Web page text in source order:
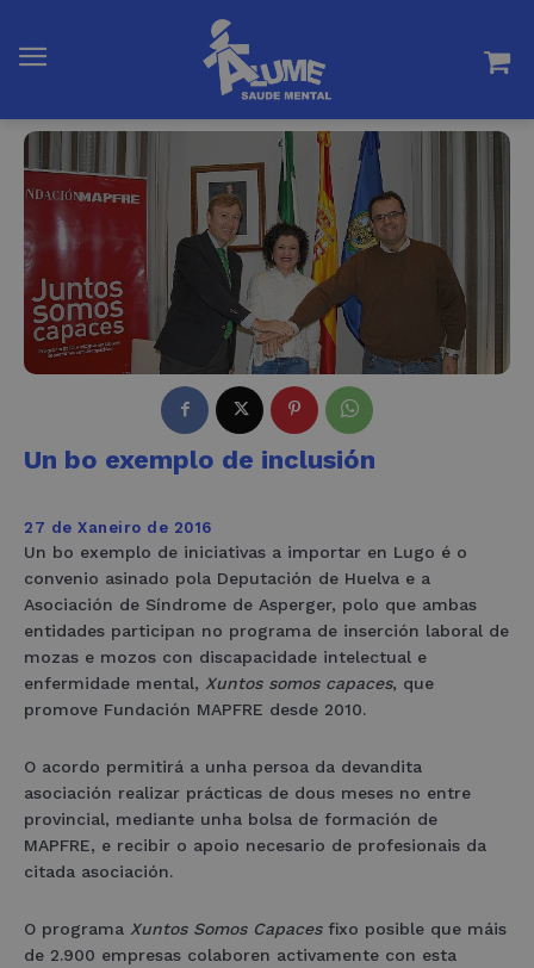
Un bo exemplo de inclusión
27 de Xaneiro de 2016
Un bo exemplo de iniciativas a importar en Lugo é o
convenio asinado pola Deputación de Huelva e a
Asociación de Síndrome de Asperger, polo que ambas
entidades participan no programa de inserción laboral de
mozas e mozos con discapacidade intelectual e
enfermidade mental, Xuntos somos capaces, que
promove Fundación MAPFRE desde 2010.
O acordo permitirá a unha persoa da devandita
asociación realizar prácticas de dous meses no entre
provincial, mediante unha bolsa de formación de
MAPFRE, e recibir o apoio necesario de profesionais da
citada asociación.
O programa Xuntos Somos Capacesfixo posible que máis
de 2.900 empresas colaboren activamente con esta